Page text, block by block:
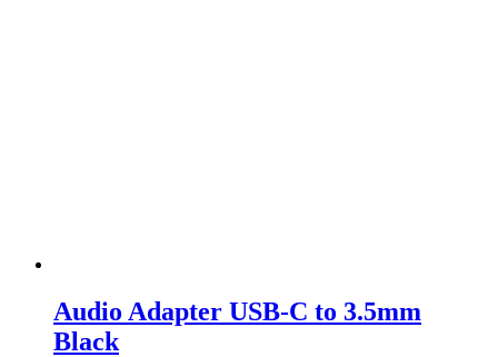
Audio Adapter USB-C to 3.5mm
Black